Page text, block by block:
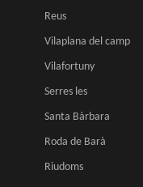
Reus
Vilaplana del camp
Vilafortuny
Serres les
Santa Bàrbara
Roda de Barà
Riudoms